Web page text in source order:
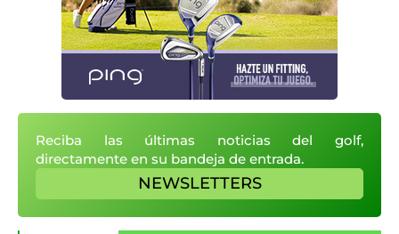
Reciba las últimas noticias del golf,
directamente en su bandeja de entrada.
NEWSLETTERS